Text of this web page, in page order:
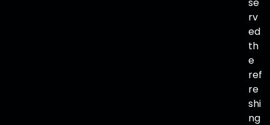
rv
ed
th
e
ref
re
shi
ng